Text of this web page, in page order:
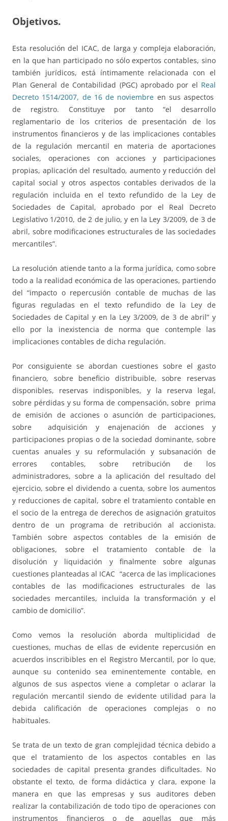
Objetivos.
Esta resolución del ICAC, de larga y compleja elaboración,
en la que han participado no sólo expertos contables, sino
también jurídicos, está íntimamente relacionada con el
Plan General de Contabilidad (PGC) aprobado por el Real
Decreto 1514/2007, de 16 de noviembre en sus aspectos
de registro. Constituye por tanto “el desarrollo
reglamentario de los criterios de presentación de los
instrumentos financieros y de las implicaciones contables
de la regulación mercantil en materia de aportaciones
sociales, operaciones con acciones y participaciones
propias, aplicación del resultado, aumento y reducción del
capital social y otros aspectos contables derivados de la
regulación incluida en el texto refundido de la Ley de
Sociedades de Capital, aprobado por el Real Decreto
Legislativo 1/2010, de 2 de julio, y en la Ley 3/2009, de 3 de
abril, sobre modificaciones estructurales de las sociedades
mercantiles”.
La resolución atiende tanto a la forma jurídica, como sobre
todo a la realidad económica de las operaciones, partiendo
del “impacto o repercusión contable de muchas de las
figuras reguladas en el texto refundido de la Ley de
Sociedades de Capital y en la Ley 3/2009, de 3 de abril” y
ello por la inexistencia de norma que contemple las
implicaciones contables de dicha regulación.
Por consiguiente se abordan cuestiones sobre el gasto
financiero, sobre beneficio distribuible, sobre reservas
disponibles, reservas indisponibles, y la reserva legal,
sobre pérdidas y su forma de compensación, sobre prima
de emisión de acciones o asunción de participaciones,
sobre adquisición y enajenación de acciones y
participaciones propias o de la sociedad dominante, sobre
cuentas anuales y su reformulación y subsanación de
errores contables, sobre retribución de los
administradores, sobre a la aplicación del resultado del
ejercicio, sobre el dividendo a cuenta, sobre los aumentos
y reducciones de capital, sobre el tratamiento contable en
el socio de la entrega de derechos de asignación gratuitos
dentro de un programa de retribución al accionista.
También sobre aspectos contables de la emisión de
obligaciones, sobre el tratamiento contable de la
disolución y liquidación y finalmente sobre algunas
cuestiones planteadas al ICAC “acerca de las implicaciones
contables de las modificaciones estructurales de las
sociedades mercantiles, incluida la transformación y el
cambio de domicilio”.
Como vemos la resolución aborda multiplicidad de
cuestiones, muchas de ellas de evidente repercusión en
acuerdos inscribibles en el Registro Mercantil, por lo que,
aunque su contenido sea eminentemente contable, en
algunos de sus aspectos viene a completar o aclarar la
regulación mercantil siendo de evidente utilidad para la
debida calificación de operaciones complejas o no
habituales.
Se trata de un texto de gran complejidad técnica debido a
que el tratamiento de los aspectos contables en las
sociedades de capital presenta grandes dificultades. No
obstante el texto, de forma didáctica y clara, expone la
manera en que las empresas y sus auditores deben
realizar la contabilización de todo tipo de operaciones con
instrumentos financieros o de aquellas que más